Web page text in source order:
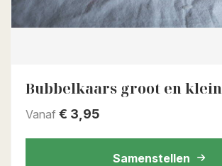
Bubbelkaars groot en klein
Vanaf € 3,95
Samenstellen